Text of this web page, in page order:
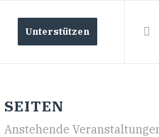
Unterstützen
SEITEN
Anstehende